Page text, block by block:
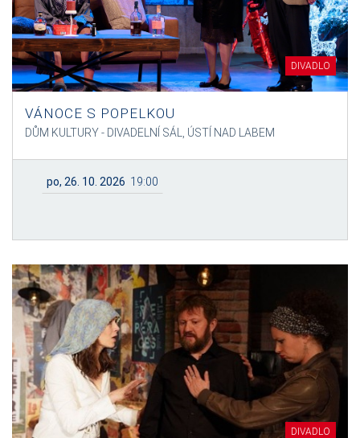
DIVADLO
VÁNOCE S POPELKOU
DŮM KULTURY - DIVADELNÍ SÁL, ÚSTÍ NAD LABEM
po, 26. 10. 2026 19:00
DIVADLO